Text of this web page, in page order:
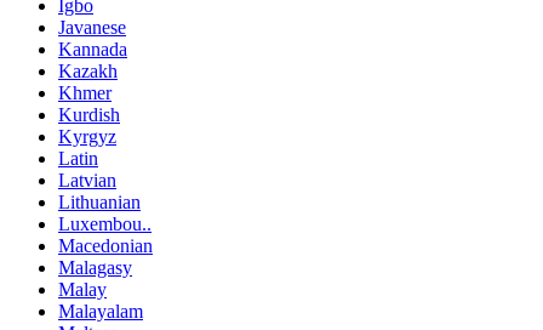
Igbo
Javanese
Kannada
Kazakh
Khmer
Kurdish
Kyrgyz
Latin
Latvian
Lithuanian
Luxembou..
Macedonian
Malagasy
Malay
Malayalam